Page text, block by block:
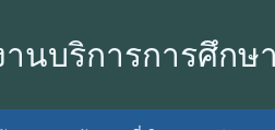
านบริการการศึก